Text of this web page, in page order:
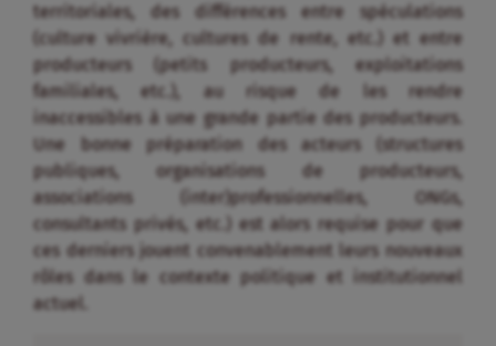
territoriales, des différences entre spéculations
(culture vivrière, cultures de rente, etc.) et entre
producteurs (petits producteurs, exploitations
familiales, etc.), au risque de les rendre
inaccessibles à une grande partie des producteurs.
Une bonne préparation des acteurs (structures
publiques, organisations de producteurs,
associations (inter)professionnelles, ONGs,
consultants privés, etc.) est alors requise pour que
ces derniers jouent convenablement leurs nouveaux
rôles dans le contexte politique et institutionnel
actuel.